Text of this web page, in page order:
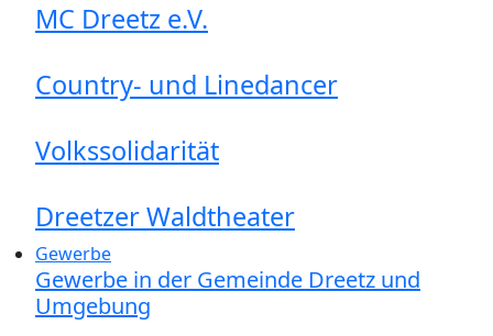
MC Dreetz e.V.
Country- und Linedancer
Volkssolidarität
Dreetzer Waldtheater
Gewerbe
Gewerbe in der Gemeinde Dreetz und
Umgebung